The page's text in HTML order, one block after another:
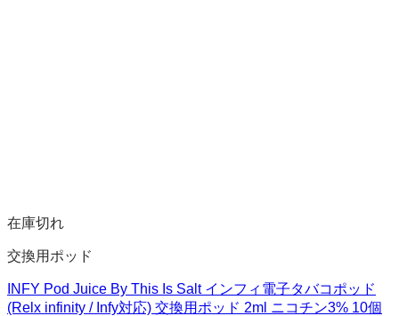
在庫切れ
交換用ポッド
INFY Pod Juice By This Is Salt インフィ電子タバコポッド
(Relx infinity / Infy対応) 交換用ポッド 2ml ニコチン3% 10個